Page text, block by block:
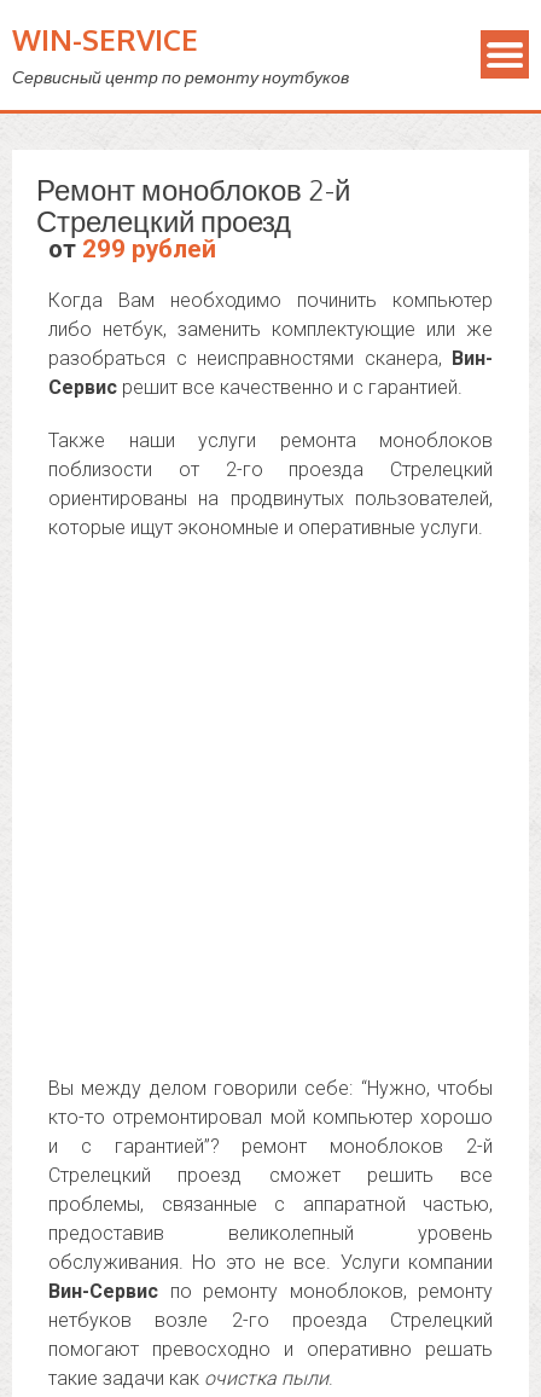
WIN-SERVICE
Сервисный центр по ремонту ноутбуков
Ремонт моноблоков 2-й
Стрелецкий проезд
от 299 рублей
Когда Вам необходимо починить компьютер
либо нетбук, заменить комплектующие или же
разобраться с неисправностями сканера, Вин-
Сервис решит все качественно и с гарантией.
Также наши услуги ремонта моноблоков
поблизости от 2-го проезда Стрелецкий
ориентированы на продвинутых пользователей,
которые ищут экономные и оперативные услуги.
Вы между делом говорили себе: “Нужно, чтобы
кто-то отремонтировал мой компьютер хорошо
и с гарантией”? ремонт моноблоков 2-й
Стрелецкий проезд сможет решить все
проблемы, связанные с аппаратной частью,
предоставив великолепный уровень
обслуживания. Но это не все. Услуги компании
Вин-Сервис по ремонту моноблоков, ремонту
нетбуков возле 2-го проезда Стрелецкий
помогают превосходно и оперативно решать
такие задачи как очистка пыли.